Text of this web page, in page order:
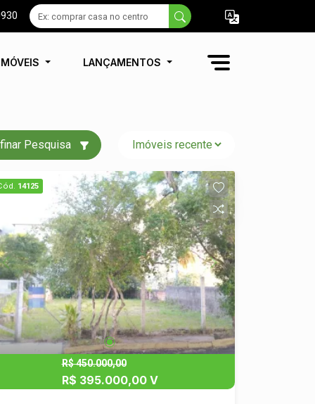
LANÇAMENTOS
Pesquisa
14125
R$ 450.000,00
R$ 395.000,00 V